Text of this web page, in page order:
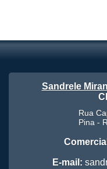
Sandrele
Rua
Pina -
E-mail: